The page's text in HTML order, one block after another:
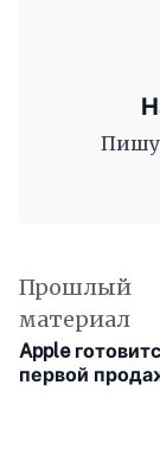
Пишу
Прошлый
материал
Apple
первой